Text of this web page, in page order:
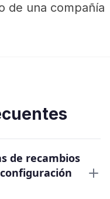
de una compañía
de recambios